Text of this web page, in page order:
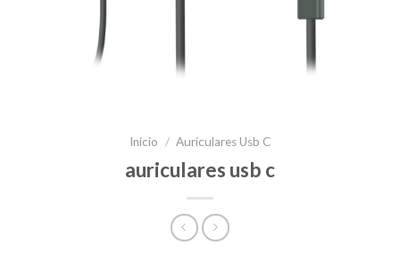
Inicio / Auriculares Usb C
auriculares usb c